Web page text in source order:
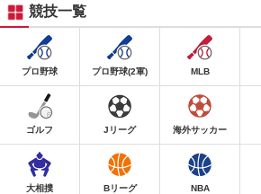
競技一覧
プロ野球 プロ野球(2軍) MLB
ゴルフ Jリーグ 海外サッカー
大相撲 Bリーグ NBA